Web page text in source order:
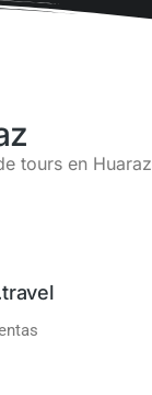
tours en Huaraz